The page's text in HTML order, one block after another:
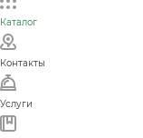
Каталог
Контакты
Услуги